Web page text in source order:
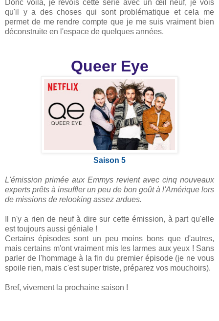
Donc voilà, je revois cette série avec un œil neuf, je vois
qu'il y a des choses qui sont problématique et cela me
permet de me rendre compte que je me suis vraiment bien
déconstruite en l'espace de quelques années.
Queer Eye
Saison 5
L'émission primée aux Emmys revient avec cinq nouveaux
experts prêts à insuffler un peu de bon goût à l'Amérique lors
de missions de relooking assez ardues.
Il n'y a rien de neuf à dire sur cette émission, à part qu'elle
est toujours aussi géniale !
Certains épisodes sont un peu moins bons que d'autres,
mais certains m'ont vraiment mis les larmes aux yeux ! Sans
parler de l'hommage à la fin du premier épisode (je ne vous
spoile rien, mais c'est super triste, préparez vos mouchoirs).
Bref, vivement la prochaine saison !